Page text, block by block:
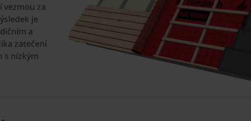
vezmou za
je
a
zatečení
s nízkým